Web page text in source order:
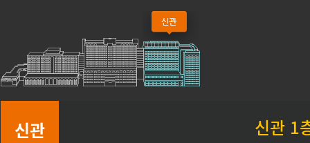
신관 신관 1